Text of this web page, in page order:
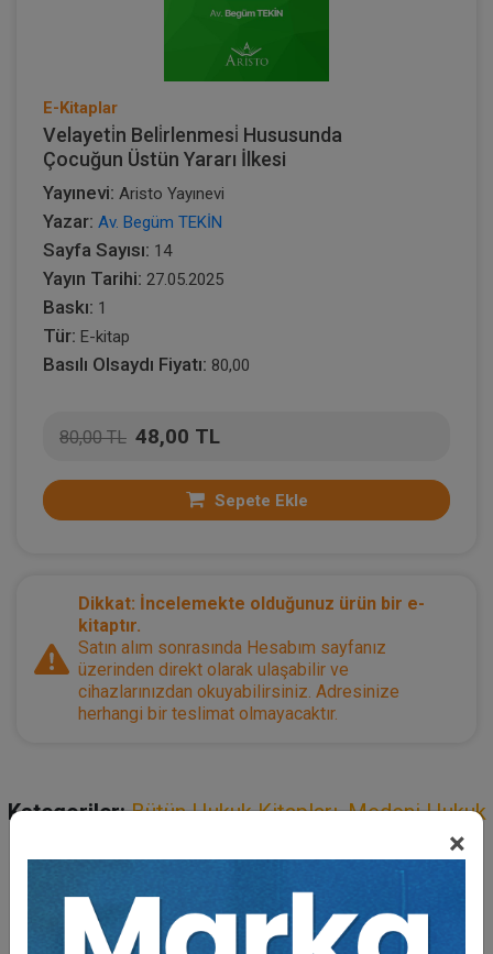
×
E-Kitaplar
Velayeti̇n Beli̇rlenmesi̇ Hususunda
Çocuğun Üstün Yararı İlkesi
Yayınevi: Aristo Yayınevi
Yazar: Av. Begüm TEKİN
Sayfa Sayısı: 14
Yayın Tarihi: 27.05.2025
Baskı: 1
Tür: E-kitap
Basılı Olsaydı Fiyatı: 80,00
80,00 TL 48,00 TL
Sepete Ekle
Dikkat: İncelemekte olduğunuz ürün bir e-
kitaptır.
Satın alım sonrasında Hesabım sayfanız
üzerinden direkt olarak ulaşabilir ve
cihazlarınızdan okuyabilirsiniz. Adresinize
herhangi bir teslimat olmayacaktır.
Kategoriler: Bütün Hukuk Kitapları,Medeni Hukuk
Bu Kitap İçin Kaç Ağaç